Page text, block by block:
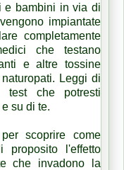
e bambini in via di
impiantate
completamente
che testano
e altre tossine
Leggi di
test che potresti
su di te.
scoprire come
l'effetto
che invadono la